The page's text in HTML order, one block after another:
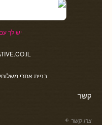
יש לך
בניית אתרי
קשר
צרו קשר